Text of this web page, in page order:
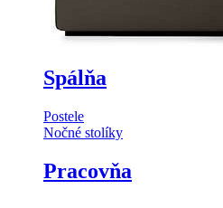
Spálňa
Postele
Nočné stolíky
Pracovňa